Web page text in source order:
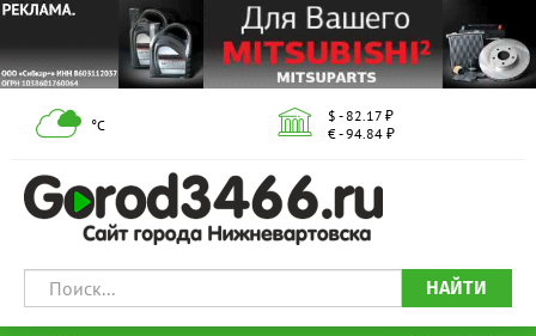
°С
$ - 82.17 ₽
€ - 94.84 ₽
НАЙТИ